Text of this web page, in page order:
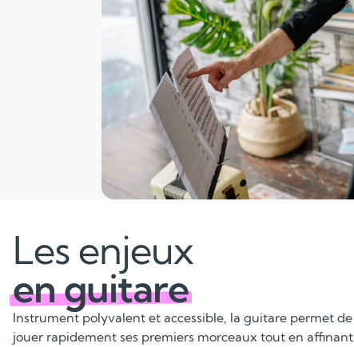
Les enjeux
en guitare
Instrument polyvalent et accessible, la guitare permet de
jouer rapidement ses premiers morceaux tout en affinant